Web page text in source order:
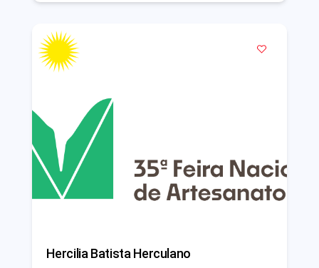
Hercilia Batista Herculano